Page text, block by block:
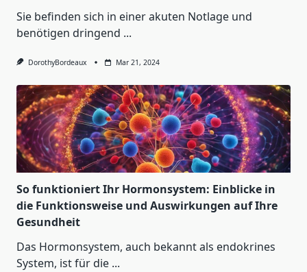
Sie befinden sich in einer akuten Notlage und
benötigen dringend ...
DorothyBordeaux Mar 21, 2024
So funktioniert Ihr Hormonsystem: Einblicke in
die Funktionsweise und Auswirkungen auf Ihre
Gesundheit
Das Hormonsystem, auch bekannt als endokrines
System, ist für die ...